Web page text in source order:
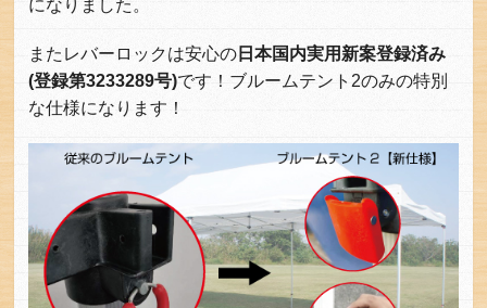
になりました。
またレバーロックは安心の 日本国内実用新案登録済み
(登録第3233289号)です！ブルームテント2のみの特別
な仕様になります！